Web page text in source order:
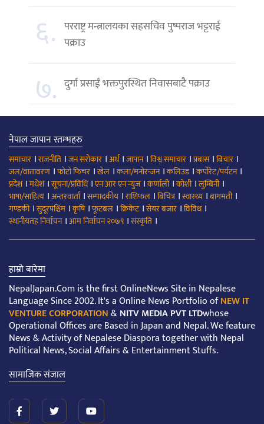
६. परराष्ट्र मन्त्रालयका सहसचिव पुष्पराज भट्टराई
पक्राउ
७. दुर्गा प्रसाईं भक्तपुरस्थित निवासबाटै पक्राउ
नेपाल जापान स्तम्भहरु
समाचार ।राजनीति ।जन सरोकार ।अर्थ।जापान।विश्व समाचार ।प्रबास।बिचार ।
जल/वातावरण ।फोटो फिचर ।खेल ।कला/मनोरन्जन।कलिउड।कर्पोरेट/पर्यटन।
प्रदेश।मधेश।सूचना/प्रविधि।एन आर एन न्युज।कर्णाली।कोशी।लुम्बिनी।
भाषा/साहित्य ।अन्तरवार्ता।सम्पादकीय ।राशिफल ।बिचित्र।स्वास्थ्य ।बागमती।
गण्डकी।सुदूरपश्चिम ।कृषि।फूटबल ।क्रिकेट।सेयर बजार ।विविध।
स्थानीयतह निर्वाचन।आम निर्वाचन २०७९ ।संस्कृति ।
हाम्रो बारेमा
NepalJapan.Com is the first OnlineNews Site in Nepalese
Language Since 2002. It's a Online News Portfolio ofNEW IT
VENTURE CORPORATION&NITV MEDIA PVT LTDwhose
Operational Offices are Based in Japan and Nepal. We feature
News & Activity of Nepalese Diaspora together with Nepal
Political News, Social Affairs & Entertainment Stuffs.
सामाजिक संजाल